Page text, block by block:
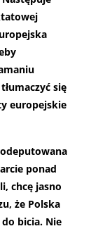
się
europejskie
ponad
chcę jasno
że Polska
bicia. Nie